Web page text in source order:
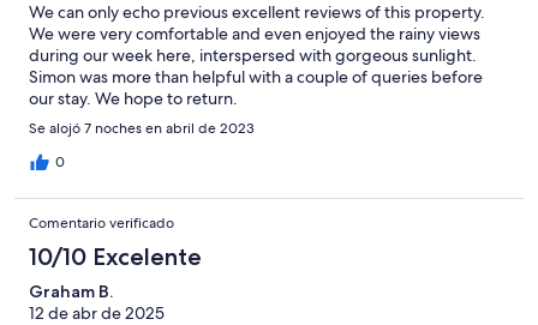
We can only echo previous excellent reviews of this property.
We were very comfortable and even enjoyed the rainy views
during our week here, interspersed with gorgeous sunlight.
Simon was more than helpful with a couple of queries before
our stay. We hope to return.
Se alojó 7 noches en abril de 2023
0
Comentario verificado
10/10 Excelente
Graham B.
12 de abr de 2025